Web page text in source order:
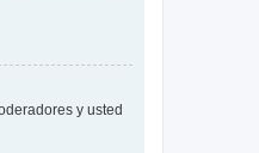
y usted